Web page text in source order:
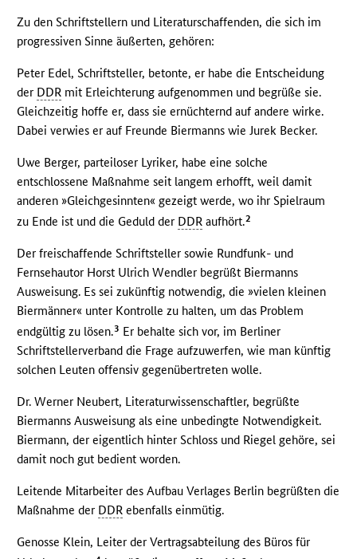
Zu den Schriftstellern und Literaturschaffenden, die sich im
progressiven Sinne äußerten, gehören:
Peter Edel, Schriftsteller, betonte, er habe die Entscheidung
der DDR mit Erleichterung aufgenommen und begrüße sie.
Gleichzeitig hoffe er, dass sie ernüchternd auf andere wirke.
Dabei verwies er auf Freunde Biermanns wie Jurek Becker.
Uwe Berger, parteiloser Lyriker, habe eine solche
entschlossene Maßnahme seit langem erhofft, weil damit
anderen »Gleichgesinnten« gezeigt werde, wo ihr Spielraum
zu Ende ist und die Geduld der DDR aufhört.2
Der freischaffende Schriftsteller sowie Rundfunk- und
Fernsehautor Horst Ulrich Wendler begrüßt Biermanns
Ausweisung. Es sei zukünftig notwendig, die »vielen kleinen
Biermänner« unter Kontrolle zu halten, um das Problem
endgültig zu lösen.3 Er behalte sich vor, im Berliner
Schriftstellerverband die Frage aufzuwerfen, wie man künftig
solchen Leuten offensiv gegenübertreten wolle.
Dr. Werner Neubert, Literaturwissenschaftler, begrüßte
Biermanns Ausweisung als eine unbedingte Notwendigkeit.
Biermann, der eigentlich hinter Schloss und Riegel gehöre, sei
damit noch gut bedient worden.
Leitende Mitarbeiter des Aufbau Verlages Berlin begrüßten die
Maßnahme der DDR ebenfalls einmütig.
Genosse Klein, Leiter der Vertragsabteilung des Büros für